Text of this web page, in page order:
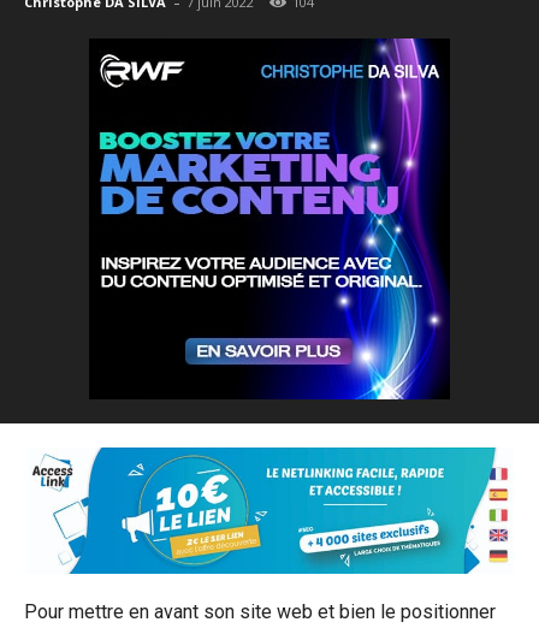
Pour mettre en avant son site web et bien le positionner